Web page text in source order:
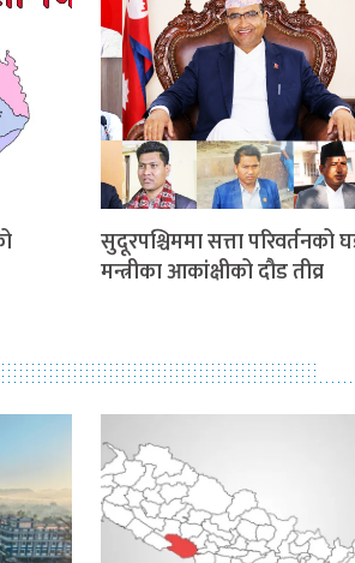
सुदूरपश्चिममा सत्ता परिवर्तनको
मन्त्रीका आकांक्षीको दौड तीव्र